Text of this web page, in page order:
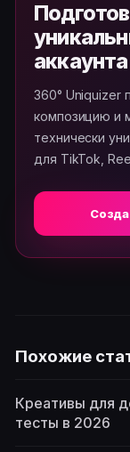
аккаунта
360° Uniquizer
композицию и
технически
для TikTok,
Похожие
Креативы для
тесты в 2026